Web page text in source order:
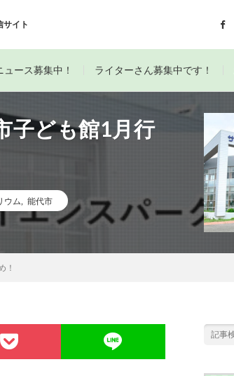
サイト
ース募集中！ ライターさん募集中です！
子ども館1月行
ウム 能代市
！